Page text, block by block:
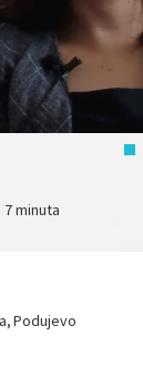
7 minuta
Podujevo